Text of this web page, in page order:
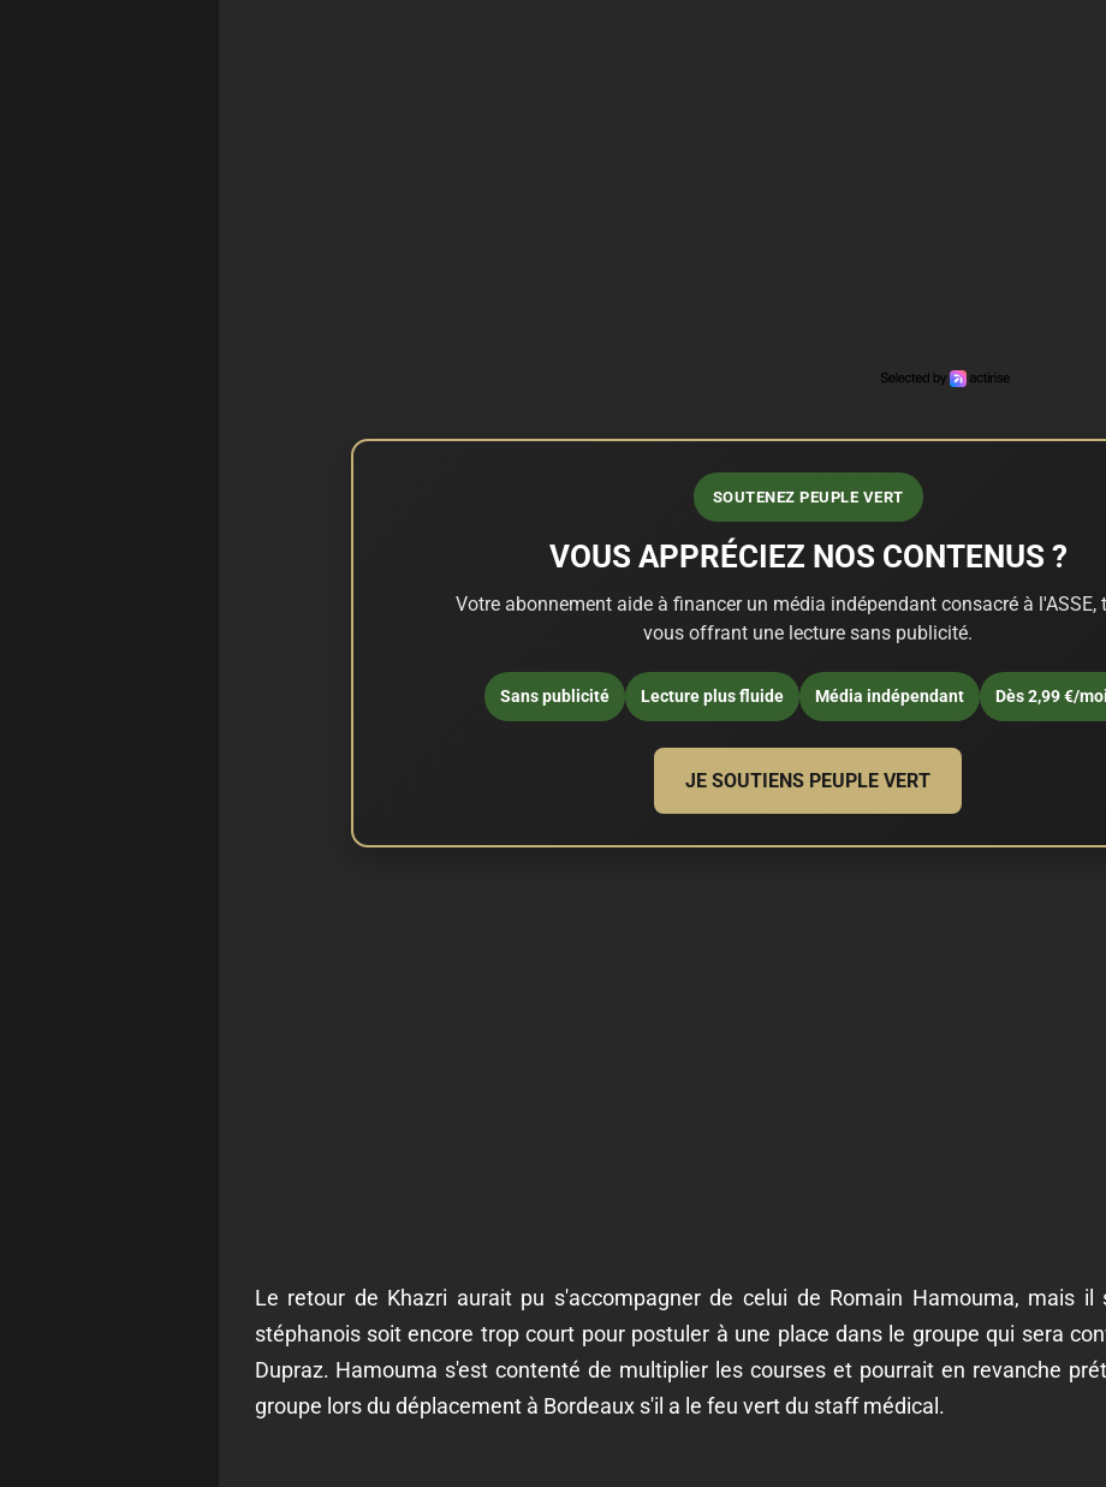
SOUTENEZ PEUPLE VERT
VOUS APPRÉCIEZ NOS CONTENUS ?
Votre abonnement aide à financer un média indépendant consacré à l'ASSE,
vous offrant une lecture sans publicité.
Sans publicité Lecture plus fluide Média indépendant Dès 2,99 €/
JE SOUTIENS PEUPLE VERT
Le retour de Khazri aurait pu s'accompagner de celui de Romain Hamouma, mais il
stéphanois soit encore trop court pour postuler à une place dans le groupe qui sera
Dupraz. Hamouma s'est contenté de multiplier les courses et pourrait en revanche
groupe lors du déplacement à Bordeaux s'il a le feu vert du staff médical.